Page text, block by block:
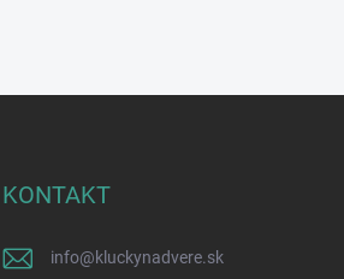
KONTAKT
info@kluckynadvere.sk